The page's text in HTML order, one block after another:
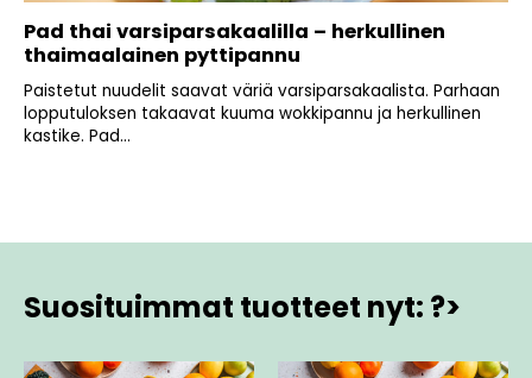
Pad thai varsiparsakaalilla – herkullinen
thaimaalainen pyttipannu
Paistetut nuudelit saavat väriä varsiparsakaalista. Parhaan
lopputuloksen takaavat kuuma wokkipannu ja herkullinen
kastike. Pad...
Suosituimmat tuotteet nyt: ?>